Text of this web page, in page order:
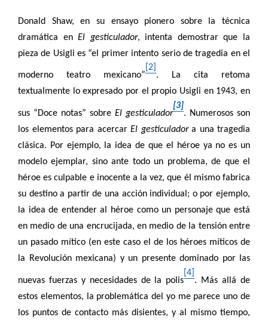
Donald Shaw, en su ensayo pionero sobre la técnica
dramática enEl gesticulador, intenta demostrar que la
pieza de Usigli es “el primer intento serio de tragedia en el
moderno teatro mexicano”
[2]
. La cita retoma
textualmente lo expresado por el propio Usigli en 1943, en
sus “Doce notas” sobre El gesticulador
[3]
. Numerosos son
los elementos para acercar El gesticuladora una tragedia
clásica. Por ejemplo, la idea de que el héroe ya no es un
modelo ejemplar, sino ante todo un problema, de que el
héroe es culpable e inocente a la vez, que él mismo fabrica
su destino a partir de una acción individual; o por ejemplo,
la idea de entender al héroe como un personaje que está
en medio de una encrucijada, en medio de la tensión entre
un pasado mítico (en este caso el de los héroes míticos de
la Revolución mexicana) y un presente dominado por las
nuevas fuerzas y necesidades de la polis
[4]
. Más allá de
estos elementos, la problemática del yo me parece uno de
los puntos de contacto más disientes, y al mismo tiempo,